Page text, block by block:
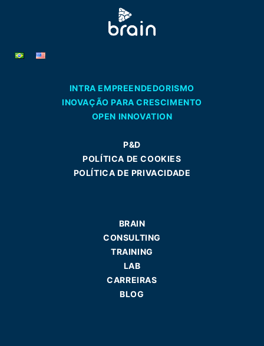
INTRA EMPREENDEDORISMO
INOVAÇÃO PARA CRESCIMENTO
OPEN INNOVATION
P&D
POLÍTICA DE COOKIES
POLÍTICA DE PRIVACIDADE
BRAIN
CONSULTING
TRAINING
LAB
CARREIRAS
BLOG